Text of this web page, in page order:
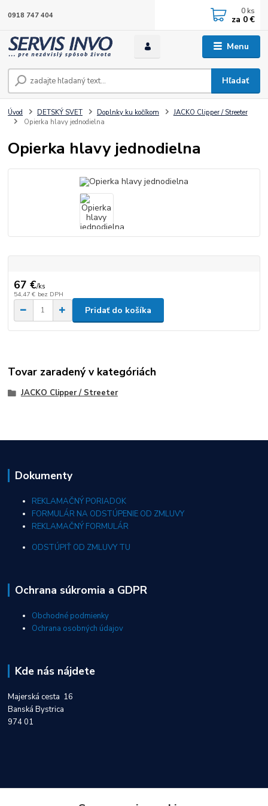
Menu
Hľadať
0918 747 404 0 ks
za 0 €
Úvod DETSKÝ SVET Doplnky ku kočíkom
JACKO Clipper / Streeter
Opierka hlavy jednodielna
Opierka hlavy jednodielna
67 €/ks
54,47 € bez DPH
Pridať do košíka
Tovar zaradený v kategóriách
JACKO Clipper / Streeter
Dokumenty
REKLAMAČNÝ PORIADOK
FORMULÁR NA ODSTÚPENIE OD ZMLUVY
REKLAMAČNÝ FORMULÁR
ODSTÚPIŤ OD ZMLUVY TU
Ochrana súkromia a GDPR
Obchodné podmienky
Ochrana osobných údajov
Kde nás nájdete
Majerská cesta 16
Banská Bystrica
974 01